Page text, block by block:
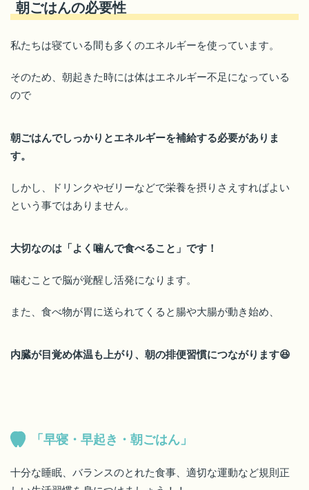
朝ごはんの必要性
私たちは寝ている間も多くのエネルギーを使っています。
そのため、朝起きた時には体はエネルギー不足になっている
ので
朝ごはんでしっかりとエネルギーを補給する必要がありま
す。
しかし、ドリンクやゼリーなどで栄養を摂りさえすればよい
という事ではありません。
大切なのは「よく噛んで食べること」です！
噛むことで脳が覚醒し活発になります。
また、食べ物が胃に送られてくると腸や大腸が動き始め、
内臓が目覚め体温も上がり、朝の排便習慣につながります😆
「早寝・早起き・朝ごはん」
十分な睡眠、バランスのとれた食事、適切な運動など規則正